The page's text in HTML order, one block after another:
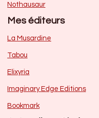
Nothausaur
Mes éditeurs
La Musardine
Tabou
Elixyria
Imaginary Edge Editions
Bookmark